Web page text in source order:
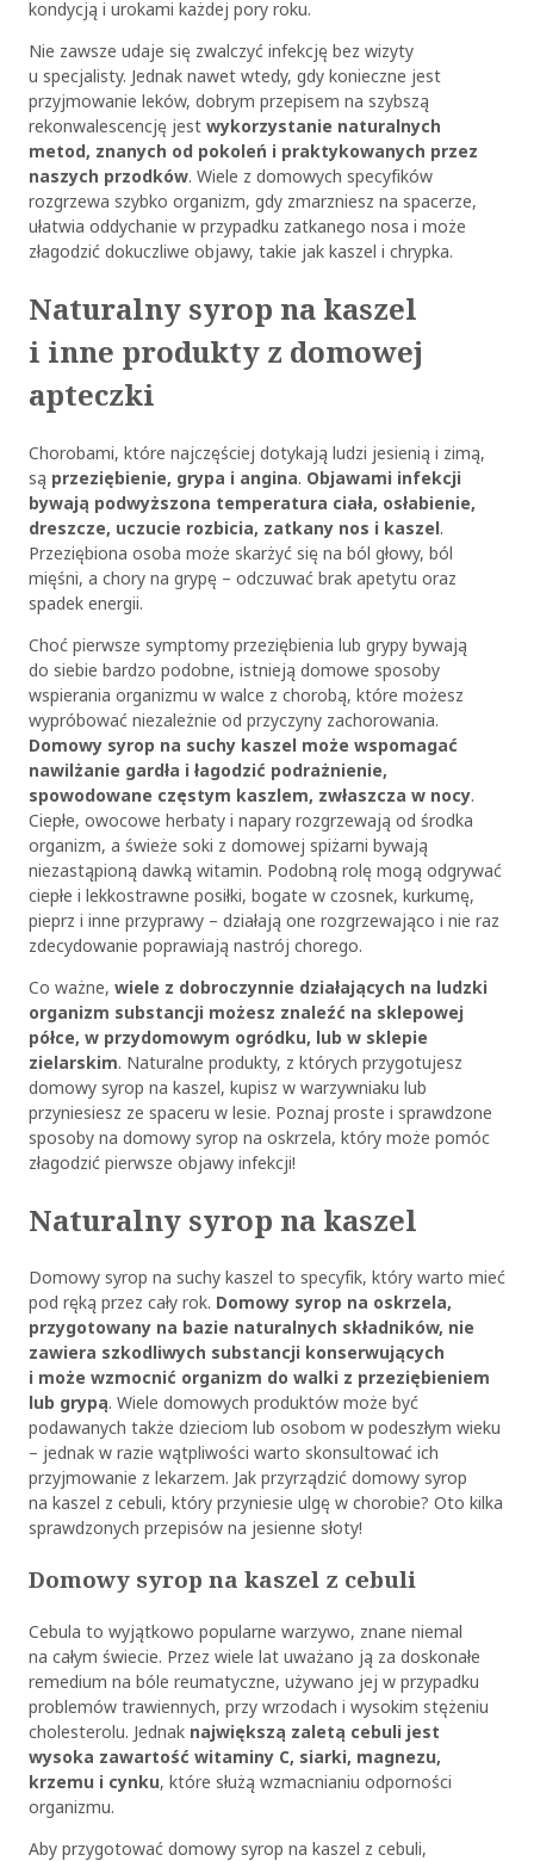
kondycją i urokami każdej pory roku.
Nie zawsze udaje się zwalczyć infekcję bez wizyty
u specjalisty. Jednak nawet wtedy, gdy konieczne jest
przyjmowanie leków, dobrym przepisem na szybszą
rekonwalescencję jestwykorzystanie naturalnych
metod, znanych od pokoleń i praktykowanych przez
naszych przodków. Wiele z domowych specyfików
rozgrzewa szybko organizm, gdy zmarzniesz na spacerze,
ułatwia oddychanie w przypadku zatkanego nosa i może
złagodzić dokuczliwe objawy, takie jak kaszel i chrypka.
Naturalny syrop na kaszel
i inne produkty z domowej
apteczki
Chorobami, które najczęściej dotykają ludzi jesienią i zimą,
są przeziębienie, grypa i angina. Objawami infekcji
bywają podwyższona temperatura ciała, osłabienie,
dreszcze, uczucie rozbicia, zatkany nos i kaszel.
Przeziębiona osoba może skarżyć się na ból głowy, ból
mięśni, a chory na grypę – odczuwać brak apetytu oraz
spadek energii.
Choć pierwsze symptomy przeziębienia lub grypy bywają
do siebie bardzo podobne, istnieją domowe sposoby
wspierania organizmu w walce z chorobą, które możesz
wypróbować niezależnie od przyczyny zachorowania.
Domowy syrop na suchy kaszel może wspomagać
nawilżanie gardła i łagodzić podrażnienie,
spowodowane częstym kaszlem, zwłaszcza w nocy.
Ciepłe, owocowe herbaty i napary rozgrzewają od środka
organizm, a świeże soki z domowej spiżarni bywają
niezastąpioną dawką witamin. Podobną rolę mogą odgrywać
ciepłe i lekkostrawne posiłki, bogate w czosnek, kurkumę,
pieprz i inne przyprawy – działają one rozgrzewająco i nie raz
zdecydowanie poprawiają nastrój chorego.
Co ważne, wiele z dobroczynnie działających na ludzki
organizm substancji możesz znaleźć na sklepowej
półce, w przydomowym ogródku, lub w sklepie
zielarskim. Naturalne produkty, z których przygotujesz
domowy syrop na kaszel, kupisz w warzywniaku lub
przyniesiesz ze spaceru w lesie. Poznaj proste i sprawdzone
sposoby na domowy syrop na oskrzela, który może pomóc
złagodzić pierwsze objawy infekcji!
Naturalny syrop na kaszel
Domowy syrop na suchy kaszel to specyfik, który warto mieć
pod ręką przez cały rok. Domowy syrop na oskrzela,
przygotowany na bazie naturalnych składników, nie
zawiera szkodliwych substancji konserwujących
i może wzmocnić organizm do walki z przeziębieniem
lub grypą. Wiele domowych produktów może być
podawanych także dzieciom lub osobom w podeszłym wieku
– jednak w razie wątpliwości warto skonsultować ich
przyjmowanie z lekarzem. Jak przyrządzićdomowy syrop
na kaszel z cebuli, który przyniesie ulgę w chorobie? Oto kilka
sprawdzonych przepisów na jesienne słoty!
Domowy syrop na kaszel z cebuli
Cebula to wyjątkowo popularne warzywo, znane niemal
na całym świecie. Przez wiele lat uważano ją za doskonałe
remedium na bóle reumatyczne, używano jej w przypadku
problemów trawiennych, przy wrzodach i wysokim stężeniu
cholesterolu. Jednak największą zaletą cebuli jest
wysoka zawartość witaminy C, siarki, magnezu,
krzemu i cynku, które służą wzmacnianiu odporności
organizmu.
Aby przygotowaćdomowy syrop na kaszel z cebuli,